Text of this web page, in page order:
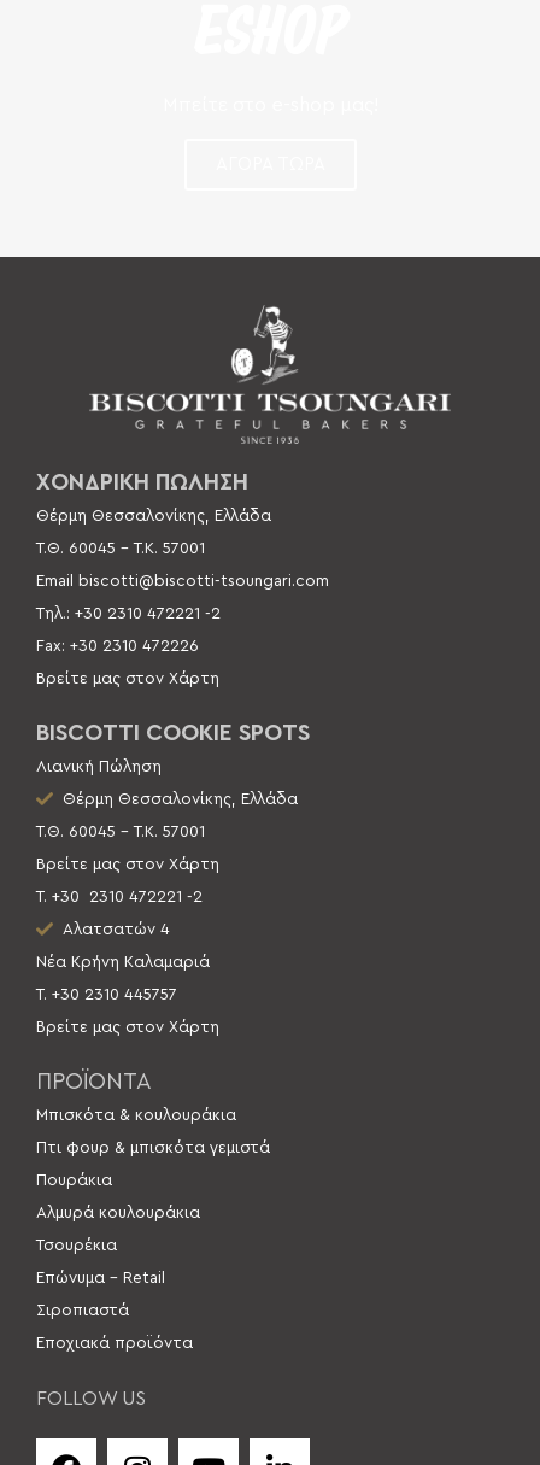
ΧΟΝΔΡΙΚΗ ΠΩΛΗΣΗ
Θέρμη Θεσσαλονίκης, Ελλάδα
Τ.Θ. 60045 –Τ.Κ. 57001
Email biscotti@biscotti-tsoungari.com
Τηλ.: +30 2310 472221 -2
Fax: +30 2310 472226
Βρείτε μας στον Χάρτη
BISCOTTI COOKIE SPOTS
Λιανική Πώληση
Θέρμη Θεσσαλονίκης, Ελλάδα
Τ.Θ. 60045 – Τ.Κ. 57001
Βρείτε μας στον Χάρτη
Τ. +30
2310 472221 -2
Αλατσατών 4
Νέα Κρήνη Καλαμαριά
Τ. +30 2310 445757
Βρείτε μας στον Χάρτη
ΠΡΟΪΟΝΤΑ
Μπισκότα & κουλουράκια
Πτι φουρ & μπισκότα γεμιστά
Πουράκια
Αλμυρά κουλουράκια
Τσουρέκια
Επώνυμα – Retail
Σιροπιαστά
Εποχιακά προϊόντα
FOLLOW US